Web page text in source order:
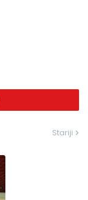
Stariji